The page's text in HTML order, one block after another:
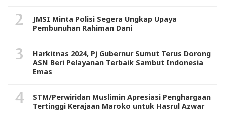
JMSI Minta Polisi Segera Ungkap Upaya
Pembunuhan Rahiman Dani
Harkitnas 2024, Pj Gubernur Sumut Terus Dorong
ASN Beri Pelayanan Terbaik Sambut Indonesia
Emas
STM/Perwiridan Muslimin Apresiasi Penghargaan
Tertinggi Kerajaan Maroko untuk Hasrul Azwar